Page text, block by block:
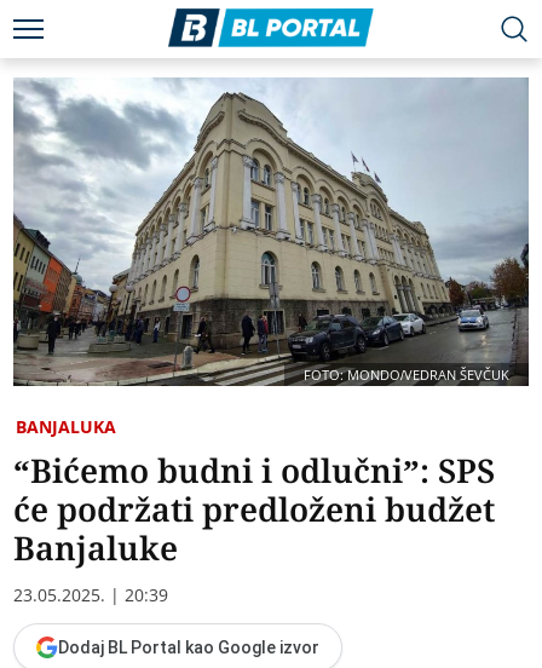
FOTO: MONDO/VEDRAN ŠEVČUK
BANJALUKA
“Bićemo budni i odlučni”: SPS
će podržati predloženi budžet
Banjaluke
23.05.2025. | 20:39
Dodaj BL Portal kao Google izvor